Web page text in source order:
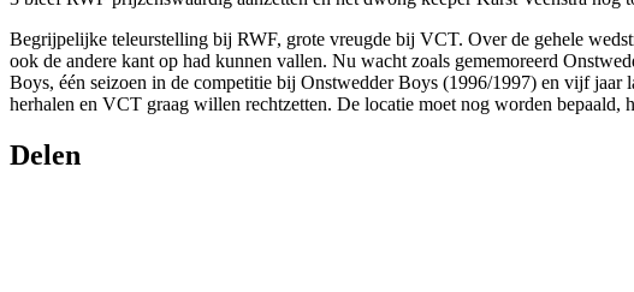
Begrijpelijke teleurstelling bij RWF, grote vreugde bij VCT. Over de gehele
ook de andere kant op had kunnen vallen. Nu wacht zoals gememoreerd
Boys, één seizoen in de competitie bij Onstwedder Boys (1996/1997) en vijf
herhalen en VCT graag willen rechtzetten. De locatie moet nog worden bepaald,
Delen